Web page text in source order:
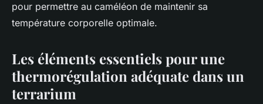
pour permettre au caméléon de maintenir sa
température corporelle optimale.
Les éléments essentiels pour une
thermorégulation adéquate dans un
terrarium